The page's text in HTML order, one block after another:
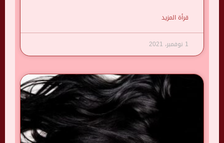
قرأة المزيد
1 نوفمبر، 2021